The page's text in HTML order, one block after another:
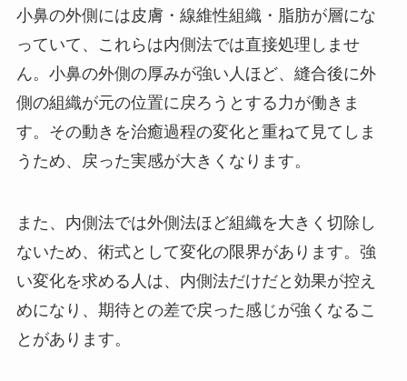
小鼻の外側には皮膚・線維性組織・脂肪が層にな
っていて、これらは内側法では直接処理しませ
ん。小鼻の外側の厚みが強い人ほど、縫合後に外
側の組織が元の位置に戻ろうとする力が働きま
す。その動きを治癒過程の変化と重ねて見てしま
うため、戻った実感が大きくなります。
また、内側法では外側法ほど組織を大きく切除し
ないため、術式として変化の限界があります。強
い変化を求める人は、内側法だけだと効果が控え
めになり、期待との差で戻った感じが強くなるこ
とがあります。